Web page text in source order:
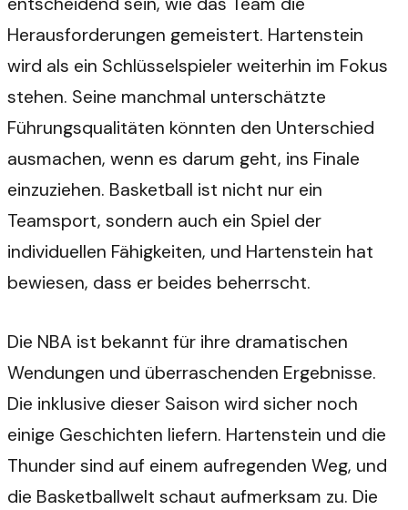
Herausforderungen gemeistert. Hartenstein
wird als ein Schlüsselspieler weiterhin im Fokus
stehen. Seine manchmal unterschätzte
Führungsqualitäten könnten den Unterschied
ausmachen, wenn es darum geht, ins Finale
einzuziehen. Basketball ist nicht nur ein
Teamsport, sondern auch ein Spiel der
individuellen Fähigkeiten, und Hartenstein hat
bewiesen, dass er beides beherrscht.
Die NBA ist bekannt für ihre dramatischen
Wendungen und überraschenden Ergebnisse.
Die inklusive dieser Saison wird sicher noch
einige Geschichten liefern. Hartenstein und die
Thunder sind auf einem aufregenden Weg, und
die Basketballwelt schaut aufmerksam zu. Die